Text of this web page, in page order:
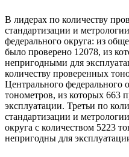
В лидерах по количеству
стандартизации и
федерального округа: из
было проверено 12078, из
непригодными для
количеству проверенных
Центрального федерального
тонометров, из которых 663
эксплуатации. Третьи по
стандартизации и
округа с количеством 5223
непригодны для